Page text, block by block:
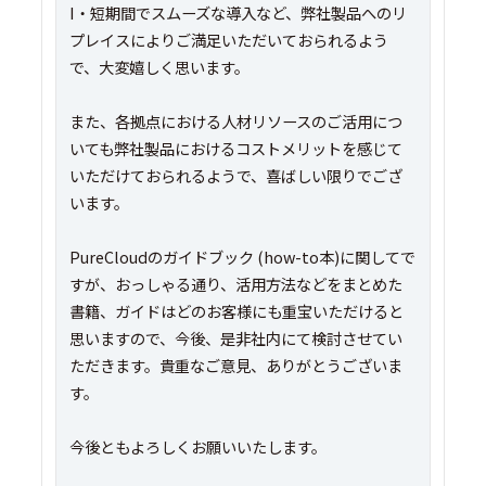
I・短期間でスムーズな導入など、弊社製品へのリ
プレイスによりご満足いただいておられるよう
で、大変嬉しく思います。
また、各拠点における人材リソースのご活用につ
いても弊社製品におけるコストメリットを感じて
いただけておられるようで、喜ばしい限りでござ
います。
PureCloudのガイドブック (how-to本)に関してで
すが、おっしゃる通り、活用方法などをまとめた
書籍、ガイドはどのお客様にも重宝いただけると
思いますので、今後、是非社内にて検討させてい
ただきます。貴重なご意見、ありがとうございま
す。